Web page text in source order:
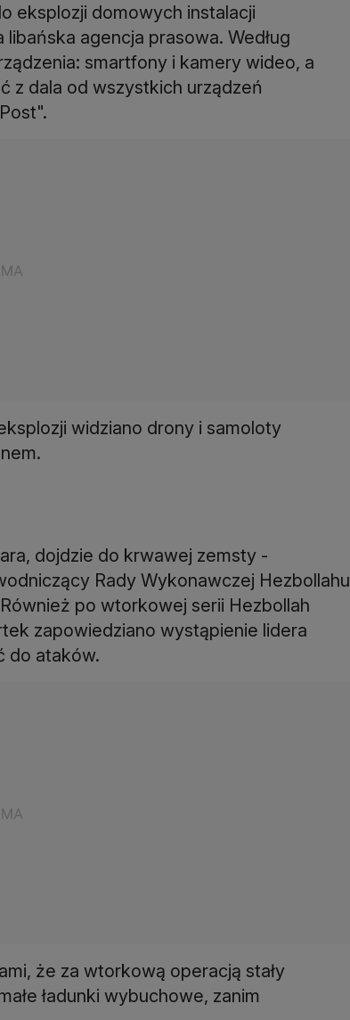
eksplozji domowych instalacji
agencja prasowa. Według
smartfony i kamery wideo, a
z dala od wszystkich urządzeń
widziano drony i samoloty
dojdzie do krwawej zemsty -
Rady Wykonawczej Hezbollahu
po wtorkowej serii Hezbollah
zapowiedziano wystąpienie lidera
do ataków.
że za wtorkową operacją stały
ładunki wybuchowe, zanim